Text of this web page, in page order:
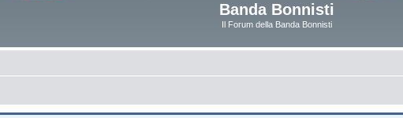
Banda Bonnisti
Il Forum della Banda Bonnisti